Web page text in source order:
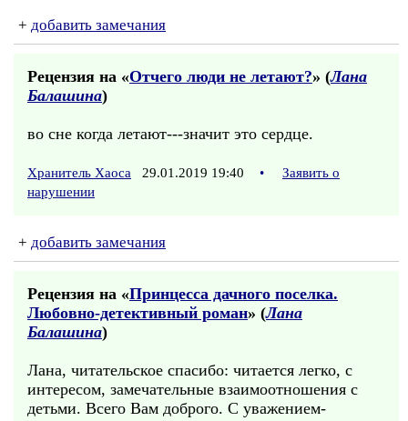
+ добавить замечания
Рецензия на «Отчего люди не летают?» (Лана
Балашина)
во сне когда летают---значит это сердце.
Хранитель Хаоса 29.01.2019 19:40 •
Заявить о
нарушении
+ добавить замечания
Рецензия на «Принцесса дачного поселка.
Любовно-детективный роман» (Лана
Балашина)
Лана, читательское спасибо: читается легко, с
интересом, замечательные взаимоотношения с
детьми. Всего Вам доброго. С уважением-